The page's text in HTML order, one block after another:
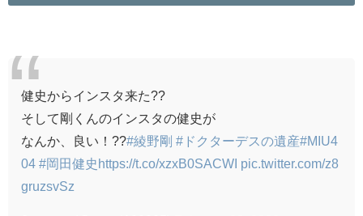
健史からインスタ来た??
そして剛くんのインスタの健史が
なんか、良い！??#綾野剛 #ドクターデスの遺産#MIU4
04 #岡田健史 https://t.co/xzxB0SACWI pic.twitter.com/z8
gruzsvSz